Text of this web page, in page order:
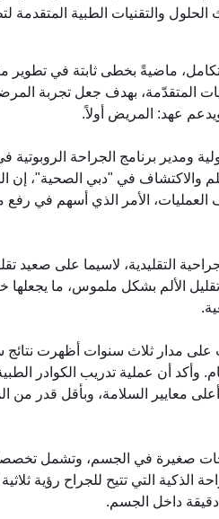
والتقنيات الطبية المتقدمة
ماضيةً بخطى ثابتة في تطوير
المتقدّمة، بهدف جعل تجربة
عهد: المريض أولاً.
ومدير برنامج الجراحة الروبوتية
والاكتشاف في "دبي الصحية"، إن
الأمر الذي أسهم في رفع
التقليدية، لاسيما على صعيد
الألم بشكل ملموس، ما يجعلها
على مدار ثلاث سنوات أظهرت
أن عملية تدريب الكوادر
معايير السلامة، وبأقل قدر من
صغيرة في الجسم، وتشمل
التي تتيح للجراح رؤية ثلاثية
داخل الجسم.